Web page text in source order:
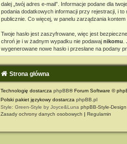
dalej „twój adres e-mail”. Informacje podane dla
podania dodatkowych informacji przy rejestracji, i
publicznie. Co więcej, w panelu zarządzania
Twoje hasło jest zaszyfrowane, więc jest
chroń je i w żadnym wypadku nie podawaj nikomu
wygenerowane nowe hasło i przesłane na podany
Strona główna
Technologię dostarcza phpBB® Forum Software ©
Polski pakiet językowy dostarcza phpBB.pl
Style: Green-Style by Joyce&Luna phpBB-Style-Design
Zasady ochrony danych osobowych | Regulamin